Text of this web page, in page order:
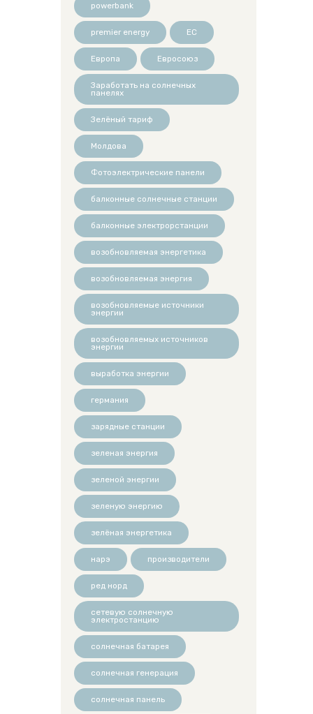
powerbank
premier energy ЕС
Европа Евросоюз
Заработать на солнечных
панелях
Зелёный тариф
Молдова
Фотоэлектрические панели
балконные солнечные станции
балконные электрорстанции
возобновляемая энергетика
возобновляемая энергия
возобновляемые источники
энергии
возобновляемых источников
энергии
выработка энергии
германия
зарядные станции
зеленая энергия
зеленой энергии
зеленую энергию
зелёная энергетика
нарэ производители
ред норд
сетевую солнечную
электростанцию
солнечная батарея
солнечная генерация
солнечная панель